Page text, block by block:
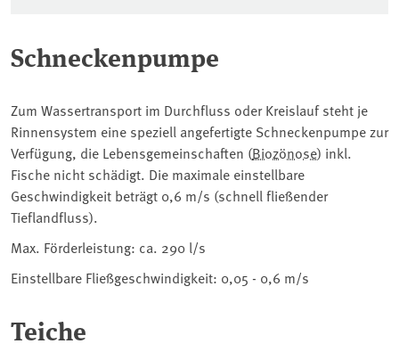
Schneckenpumpe
Zum Wassertransport im Durchfluss oder Kreislauf steht je
Rinnensystem eine speziell angefertigte Schneckenpumpe zur
Verfügung, die Lebensgemeinschaften (Biozönose) inkl.
Fische nicht schädigt. Die maximale einstellbare
Geschwindigkeit beträgt 0,6 m/s (schnell fließender
Tieflandfluss).
Max. Förderleistung: ca. 290 l/s
Einstellbare Fließgeschwindigkeit: 0,05 - 0,6 m/s
Teiche